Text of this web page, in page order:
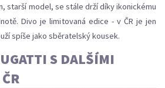
starší model, se stále drží díky ikonickému
Divo je limitovaná edice - v ČR je jen
spíše jako sběratelský kousek.
S DALŠÍMI